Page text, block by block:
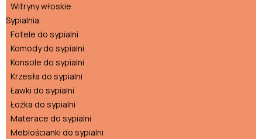
Witryny włoskie
Sypialnia
Fotele do sypialni
Komody do sypialni
Konsole do sypialni
Krzesła do sypialni
Ławki do sypialni
Łożka do sypialni
Materace do sypialni
Meblościanki do sypialni